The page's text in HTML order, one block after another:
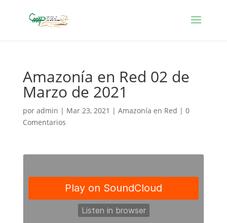
Amazonía en Red 02 de
Marzo de 2021
por admin | Mar 23, 2021 | Amazonía en Red | 0
Comentarios